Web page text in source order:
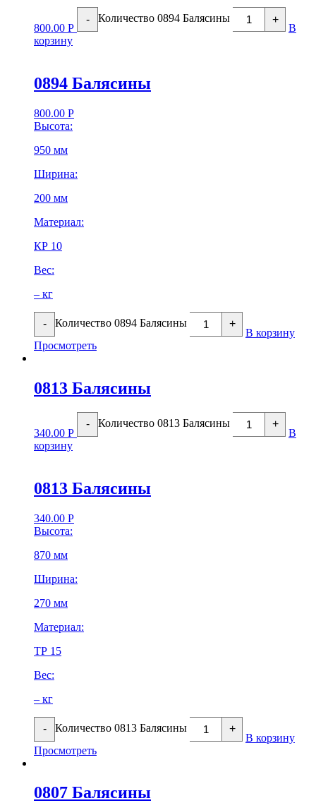
800.00 Р
- Количество 0894 Балясины +
В
корзину
0894 Балясины
800.00 Р
Высота:
950 мм
Ширина:
200 мм
Материал:
КР 10
Вес:
– кг
- Количество 0894 Балясины +
В корзину
Просмотреть
0813 Балясины
340.00 Р
- Количество 0813 Балясины +
В
корзину
0813 Балясины
340.00 Р
Высота:
870 мм
Ширина:
270 мм
Материал:
ТР 15
Вес:
– кг
- Количество 0813 Балясины +
В корзину
Просмотреть
0807 Балясины